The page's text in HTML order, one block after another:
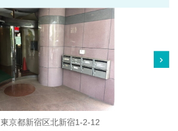
東京都新宿区北新宿1-2-12